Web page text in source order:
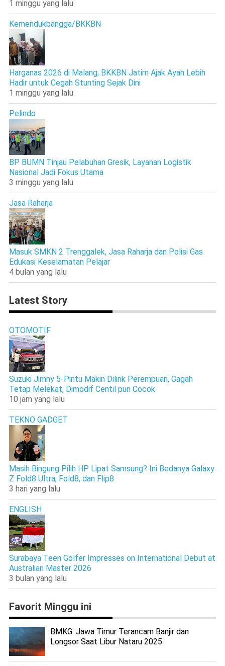
1 minggu yang lalu
Kemendukbangga/BKKBN
Harganas 2026 di Malang, BKKBN Jatim Ajak Ayah Lebih
Hadir untuk Cegah Stunting Sejak Dini
1 minggu yang lalu
Pelindo
BP BUMN Tinjau Pelabuhan Gresik, Layanan Logistik
Nasional Jadi Fokus Utama
3 minggu yang lalu
Jasa Raharja
Masuk SMKN 2 Trenggalek, Jasa Raharja dan Polisi Gas
Edukasi Keselamatan Pelajar
4 bulan yang lalu
Latest Story
OTOMOTIF
Suzuki Jimny 5-Pintu Makin Dilirik Perempuan, Gagah
Tetap Melekat, Dimodif Centil pun Cocok
10 jam yang lalu
TEKNO GADGET
Masih Bingung Pilih HP Lipat Samsung? Ini Bedanya Galaxy
Z Fold8 Ultra, Fold8, dan Flip8
3 hari yang lalu
ENGLISH
Surabaya Teen Golfer Impresses on International Debut at
Australian Master 2026
3 bulan yang lalu
Favorit Minggu ini
BMKG: Jawa Timur Terancam Banjir dan
Longsor Saat Libur Nataru 2025